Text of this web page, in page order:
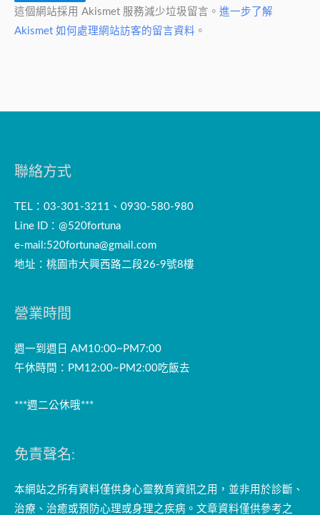
這個網站採用 Akismet 服務減少垃圾留言。 進一步了解
Akismet 如何處理網站訪客的留言資料 。
聯絡方式
TEL：03-301-3211、0930-580-980
Line ID：@520fortuna
e-mail:520fortuna@gmail.com
地址：桃園市大興西路二段26-9號8樓
營業時間
週一到週日 AM10:00~PM7:00
午休時間：PM12:00~PM2:00吃飯去
***週二公休哦***
免責聲名:
本網站之所有資料僅供身心靈教育資訊之用，並非用於診斷、
治療、治癒或預防心理或身理之疾病。文章資料僅供參考之